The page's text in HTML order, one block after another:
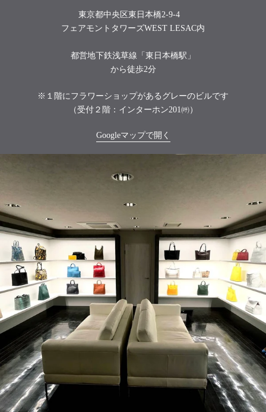
東京都中央区東日本橋2-9-4
フェアモントタワーズWEST LESAC内
都営地下鉄浅草線「東日本橋駅」
から徒歩2分
※１階にフラワーショップがあるグレーのビルです
（受付２階：インターホン201㈺）
Googleマップで開く